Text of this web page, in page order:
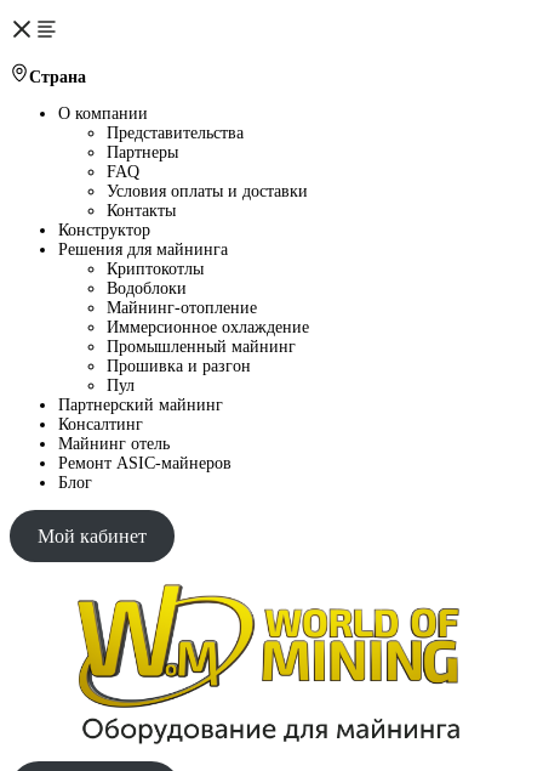
Страна
О компании
Представительства
Партнеры
FAQ
Условия оплаты и доставки
Контакты
Конструктор
Решения для майнинга
Криптокотлы
Водоблоки
Майнинг-отопление
Иммерсионное охлаждение
Промышленный майнинг
Прошивка и разгон
Пул
Партнерский майнинг
Консалтинг
Майнинг отель
Ремонт ASIC-майнеров
Блог
Мой кабинет